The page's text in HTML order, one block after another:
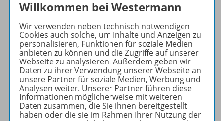
Inhaltsverzeichnis
Ergänzende Materialien
Werbematerial
Willkommen bei Westermann
Wir verwenden neben technisch notwendigen
Cookies auch solche, um Inhalte und Anzeigen zu
personalisieren, Funktionen für soziale Medien
anbieten zu können und die Zugriffe auf unserer
Webseite zu analysieren. Außerdem geben wir
Daten zu ihrer Verwendung unserer Webseite an
unsere Partner für soziale Medien, Werbung und
Analysen weiter. Unserer Partner führen diese
Informationen möglicherweise mit weiteren
Daten zusammen, die Sie ihnen bereitgestellt
haben oder die sie im Rahmen Ihrer Nutzung der